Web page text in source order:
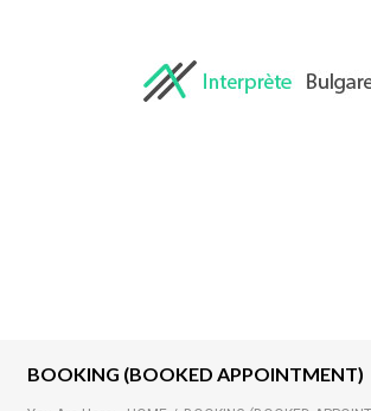
BOOKING (BOOKED APPOINTMENT)